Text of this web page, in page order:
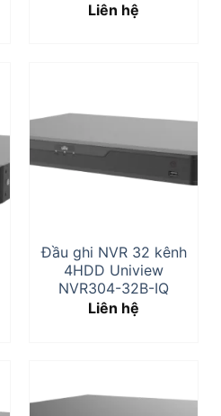
Liên hệ
Đầu ghi NVR 32 kênh
4HDD Uniview
NVR304-32B-IQ
Liên hệ